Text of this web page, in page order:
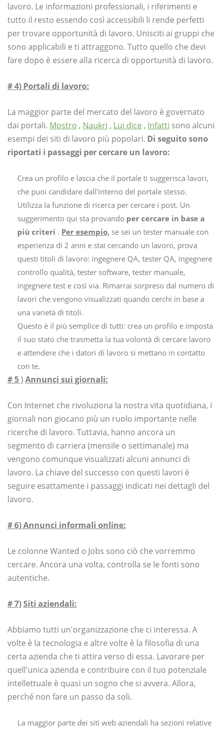
lavoro. Le informazioni professionali, i riferimenti e
tutto il resto essendo così accessibili li rende perfetti
per trovare opportunità di lavoro. Unisciti ai gruppi che
sono applicabili e ti attraggono. Tutto quello che devi
fare dopo è essere alla ricerca di opportunità di lavoro.
# 4) Portali di lavoro:
La maggior parte del mercato del lavoro è governato
dai portali. Mostro , Naukri , Lui dice , Infatti sono alcuni
esempi dei siti di lavoro più popolari. Di seguito sono
riportati i passaggi per cercare un lavoro:
Crea un profilo e lascia che il portale ti suggerisca lavori,
che puoi candidare dall'interno del portale stesso.
Utilizza la funzione di ricerca per cercare i post. Un
suggerimento qui sta provando per cercare in base a
più criteri . Per esempio, se sei un tester manuale con
esperienza di 2 anni e stai cercando un lavoro, prova
questi titoli di lavoro: ingegnere QA, tester QA, ingegnere
controllo qualità, tester software, tester manuale,
ingegnere test e così via. Rimarrai sorpreso dal numero di
lavori che vengono visualizzati quando cerchi in base a
una varietà di titoli.
Questo è il più semplice di tutti: crea un profilo e imposta
il suo stato che trasmetta la tua volontà di cercare lavoro
e attendere che i datori di lavoro si mettano in contatto
con te.
# 5) Annunci sui giornali:
Con Internet che rivoluziona la nostra vita quotidiana, i
giornali non giocano più un ruolo importante nelle
ricerche di lavoro. Tuttavia, hanno ancora un
segmento di carriera (mensile o settimanale) ma
vengono comunque visualizzati alcuni annunci di
lavoro. La chiave del successo con questi lavori è
seguire esattamente i passaggi indicati nei dettagli del
lavoro.
# 6)Annunci informali online:
Le colonne Wanted o Jobs sono ciò che vorremmo
cercare. Ancora una volta, controlla se le fonti sono
autentiche.
# 7)Siti aziendali:
Abbiamo tutti un'organizzazione che ci interessa. A
volte è la tecnologia e altre volte è la filosofia di una
certa azienda che ti attira verso di essa. Lavorare per
quell'unica azienda e contribuire con il tuo potenziale
intellettuale è quasi un sogno che si avvera. Allora,
perché non fare un passo da soli.
La maggior parte dei siti web aziendali ha sezioni relative